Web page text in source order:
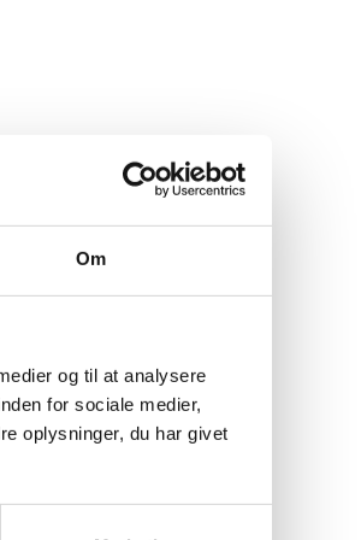
Om
og til at analysere
for sociale medier,
oplysninger, du har givet